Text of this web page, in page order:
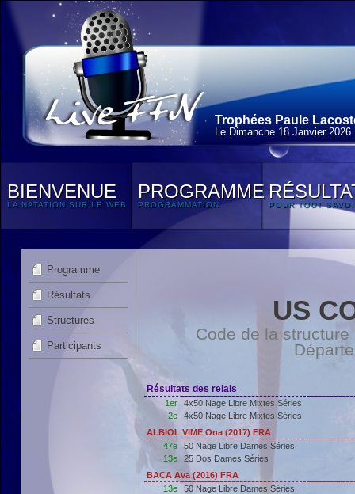
Trophées Paule
Le Dimanche 18 Janvier 2026
BIENVENUE
LA NATATION SUR LE WEB
PROGRAMME
PROGRAMMATION POUR TOUT
Programme
Résultats
Structures
Participants
US
Code de la
Résultats des relais
1er
4x50 Nage Libre Mixtes Séries
2e
4x50 Nage Libre Mixtes Séries
ALBIOL VIME Ona (2017) FRA
47e
50 Nage Libre Dames Séries
13e
25 Dos Dames Séries
BACA Ava (2016) FRA
13e
50 Nage Libre Dames Séries